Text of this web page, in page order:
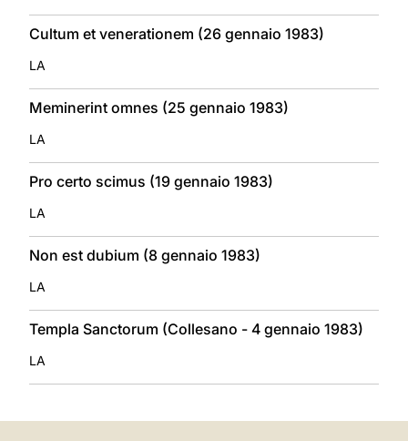
Cultum et venerationem (26 gennaio 1983)
LA
Meminerint omnes (25 gennaio 1983)
LA
Pro certo scimus (19 gennaio 1983)
LA
Non est dubium (8 gennaio 1983)
LA
Templa Sanctorum (Collesano - 4 gennaio 1983)
LA